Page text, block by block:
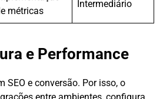
métricas
Intermediário
e Performance
SEO e conversão. Por isso, o
entre ambientes, configura